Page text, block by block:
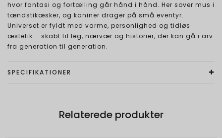
hvor fantasi og fortælling går hånd i hånd. Her sover mus i
tændstikæsker, og kaniner drager på små eventyr.
Universet er fyldt med varme, personlighed og tidløs
æstetik – skabt til leg, nærvær og historier, der kan gå i arv
fra generation til generation.
SPECIFIKATIONER
Relaterede produkter